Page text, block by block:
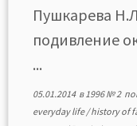
наполнена
Пушкарева
подивление
...
05.01.2014в1996 № 2
everyday life/history of